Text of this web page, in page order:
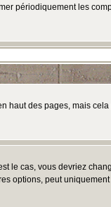
périodiquement les
haut des pages, mais
le cas, vous devriez
options, peut